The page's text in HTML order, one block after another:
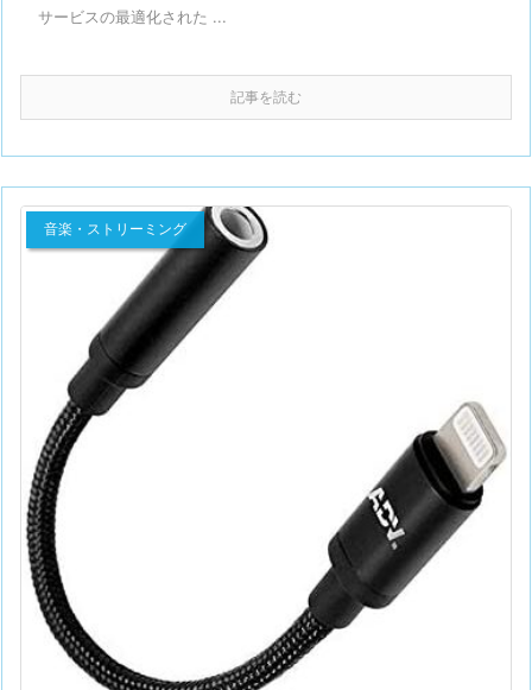
サービスの最適化された ...
記事を読む
音楽・ストリーミング